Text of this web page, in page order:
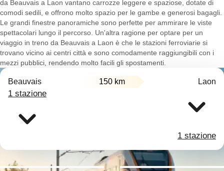
da Beauvais a Laon vantano carrozze leggere e spaziose, dotate di
comodi sedili, e offrono molto spazio per le gambe e generosi bagagli.
Le grandi finestre panoramiche sono perfette per ammirare le viste
spettacolari lungo il percorso. Un'altra ragione per optare per un
viaggio in treno da Beauvais a Laon è che le stazioni ferroviarie si
trovano vicino ai centri città e sono comodamente raggiungibili con i
mezzi pubblici, rendendo molto facili gli spostamenti.
Beauvais 150 km Laon
1 stazione
1 stazione